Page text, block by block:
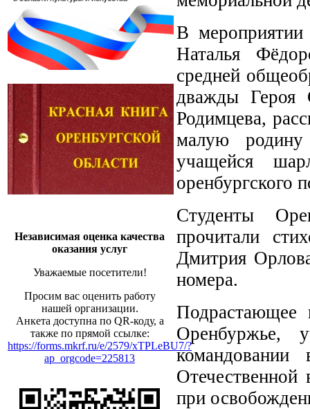
Независимая оценка качества
оказания услуг
Уважаемые посетители!
Просим вас оценить работу
нашей организации.
Анкета доступна по QR-коду, а
также по прямой ссылке:
https://forms.mkrf.ru/e/2579/xTPLeBU7/?
ap_orgcode=225813
В мероприятии
Наталья
средней
дважды Героя
Родимцева,
малую
учащейся
оренбургского
Студенты
прочитали
Дмитрия
номера.
Подрастающее
Оренбуржье,
при